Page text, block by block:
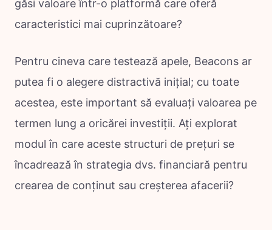
găsi valoare într-o platformă care oferă
caracteristici mai cuprinzătoare?
Pentru cineva care testează apele, Beacons ar
putea fi o alegere distractivă inițial; cu toate
acestea, este important să evaluați valoarea pe
termen lung a oricărei investiții. Ați explorat
modul în care aceste structuri de prețuri se
încadrează în strategia dvs. financiară pentru
crearea de conținut sau creșterea afacerii?